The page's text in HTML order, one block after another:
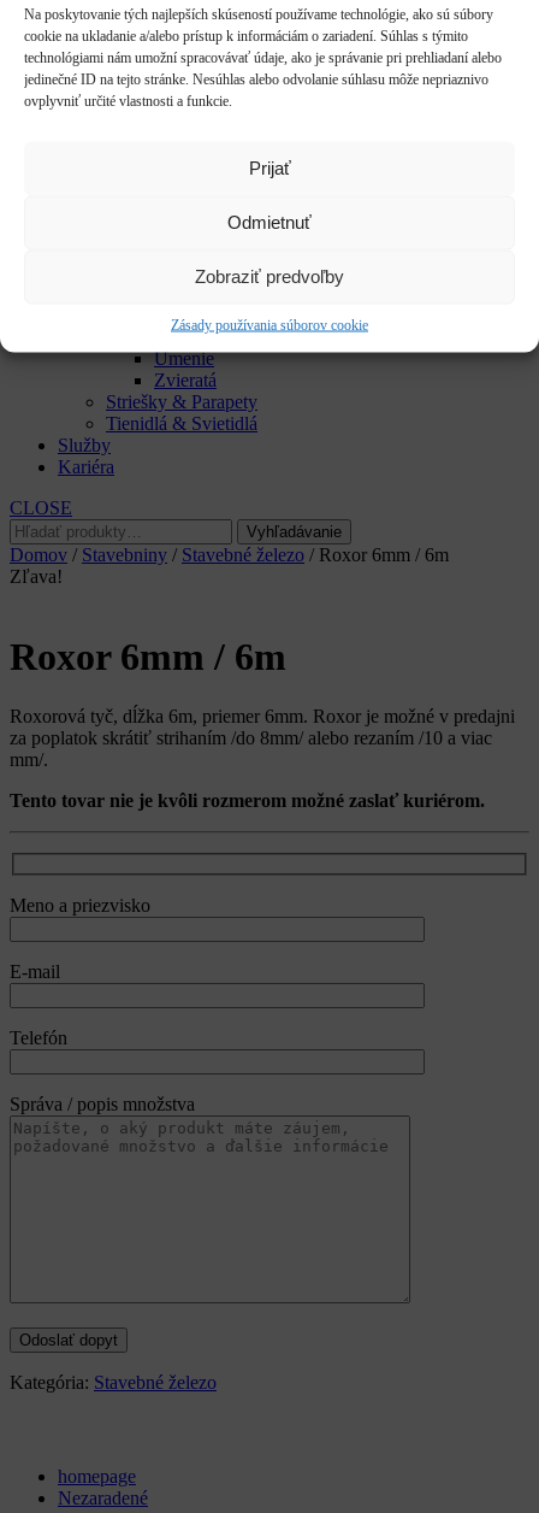
Na poskytovanie tých najlepších skúseností používame technológie, ako sú súbory
cookie na ukladanie a/alebo prístup k informáciám o zariadení. Súhlas s týmito
technológiami nám umožní spracovávať údaje, ako je správanie pri prehliadaní alebo
jedinečné ID na tejto stránke. Nesúhlas alebo odvolanie súhlasu môže nepriaznivo
ovplyvniť určité vlastnosti a funkcie.
Prijať
Odmietnuť
Zobraziť predvoľby
Zásady používania súborov cookie
Krby & ohniská
Krbové doplnky
Kvetináče & Záhony
Kovové kvetináče
CLASSIC
Vyvýšené záhony
Anjeli & Sv. sochy
Japonsko
Rôzne
Umenie
Zvieratá
Striešky & Parapety
Tienidlá & Svietidlá
Služby
Kariéra
CLOSE
Hľadať:
Vyhľadávanie
Domov / Stavebniny / Stavebné železo / Roxor 6mm / 6m
Zľava!
Roxor 6mm / 6m
Roxorová tyč, dĺžka 6m, priemer 6mm. Roxor je možné v predajni
za poplatok skrátiť strihaním /do 8mm/ alebo rezaním /10 a viac
mm/.
Tento tovar nie je kvôli rozmerom možné zaslať kuriérom.
Meno a priezvisko
E-mail
Telefón
Správa / popis množstva
Kategória: Stavebné železo
homepage
Nezaradené